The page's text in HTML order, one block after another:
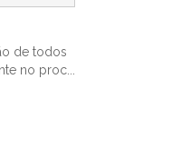
de todos
no proc...